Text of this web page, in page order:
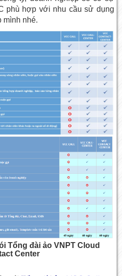
phù hợp với nhu cầu sử dụng
mình nhé.
Tổng đài ảo VNPT Cloud
Center